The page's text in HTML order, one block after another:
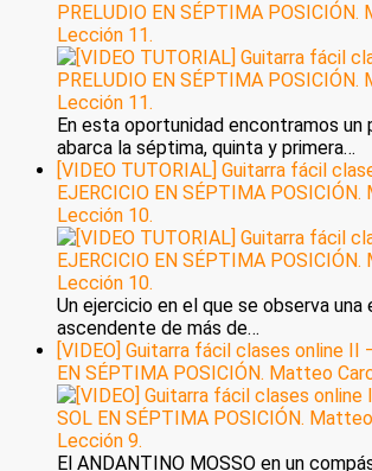
PRELUDIO EN SÉPTIMA
Lección 11.
En esta oportunidad encontramos un
abarca la séptima, quinta y primera…
[VIDEO TUTORIAL] Guitarra fácil
EJERCICIO EN SÉPTIMA
Lección 10.
Un ejercicio en el que se observa una
ascendente de más de…
[VIDEO] Guitarra fácil clases online II
EN SÉPTIMA POSICIÓN. Matteo
El ANDANTINO MOSSO en un